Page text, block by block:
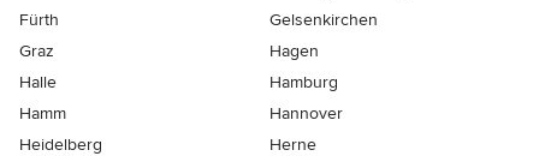
Fürth
Gelsenkirchen
Graz
Hagen
Halle
Hamburg
Hamm
Hannover
Heidelberg
Herne